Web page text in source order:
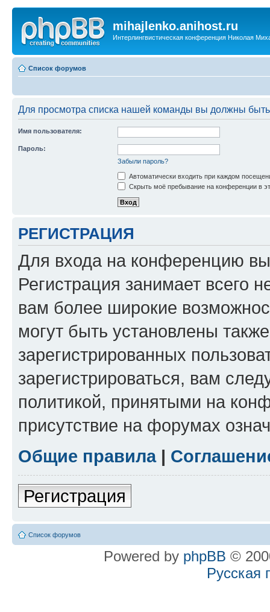
mihajlenko.anihost.ru
Интерлингвистическая конференция Николая
Список форумов
Для просмотра списка нашей команды вы должны
Имя пользователя:
Пароль:
Забыли пароль?
Автоматически входить при каждом
Скрыть моё пребывание на конференции в
РЕГИСТРАЦИЯ
Для входа на конференцию
Регистрация занимает всего
вам более широкие
могут быть установлены
зарегистрированных
зарегистрироваться, вам
политикой, принятыми на
присутствие на форумах
Общие правила|
Регистрация
Список форумов
Powered by phpBB ©
Русская